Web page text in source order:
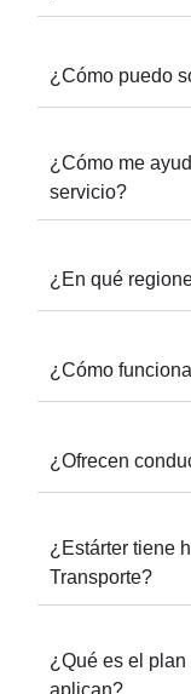
¿Cómo puedo
¿Cómo me
servicio?
¿En qué
¿Cómo
¿Ofrecen
¿Estárter tiene
Transporte?
¿Qué es el
aplican?